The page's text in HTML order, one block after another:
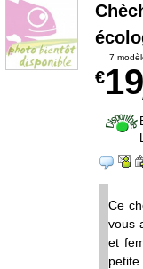
7
€19
Ce
vous
et